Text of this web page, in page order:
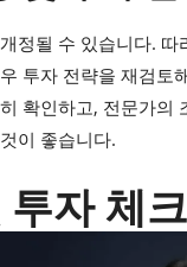
정될 수 있습니다. 따
투자 전략을 재검토
확인하고, 전문가의
이 좋습니다.
투자 체